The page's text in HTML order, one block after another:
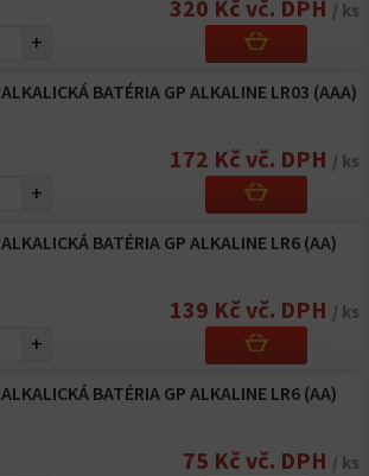
320 Kč vč. DPH / ks
+
ALKALICKÁ BATÉRIA GP ALKALINE LR03 (AAA)
172 Kč vč. DPH / ks
+
ALKALICKÁ BATÉRIA GP ALKALINE LR6 (AA)
139 Kč vč. DPH / ks
+
ALKALICKÁ BATÉRIA GP ALKALINE LR6 (AA)
75 Kč vč. DPH / ks